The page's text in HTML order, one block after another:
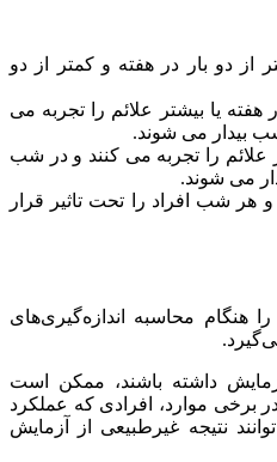
از دو بار در هفته و کمتر از دو
خفیف: افراد 2 روز در هفته یا بیشتر علائم را تجربه می
بیدار می شوند.
علائم را تجربه می کنند و در شب
می شوند.
هر شب افراد را تحت تاثیر قرار
محاسبه اندازه‌گیری‌های
داشته باشند، ممکن است
برخی موارد، افرادی که عملکرد
نتیجه غیرطبیعی از آزمایش